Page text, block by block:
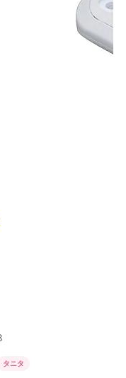
ル BB-105
タニタ